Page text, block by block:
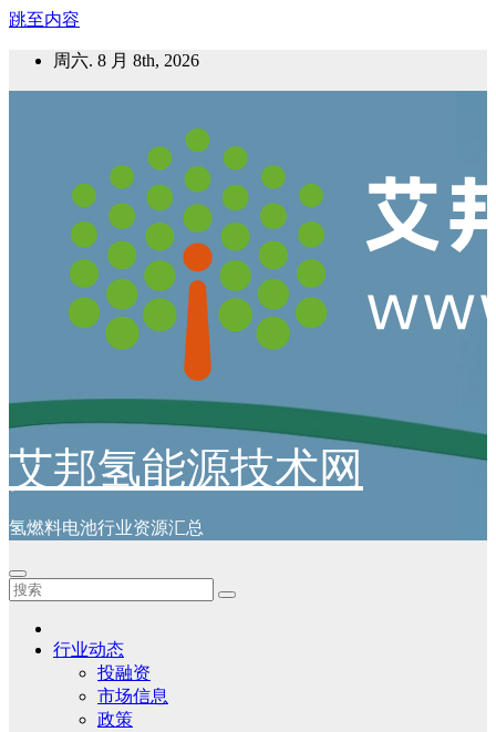
跳至内容
周六. 8 月 8th, 2026
艾邦氢能源技术网
氢燃料电池行业资源汇总
行业动态
投融资
市场信息
政策